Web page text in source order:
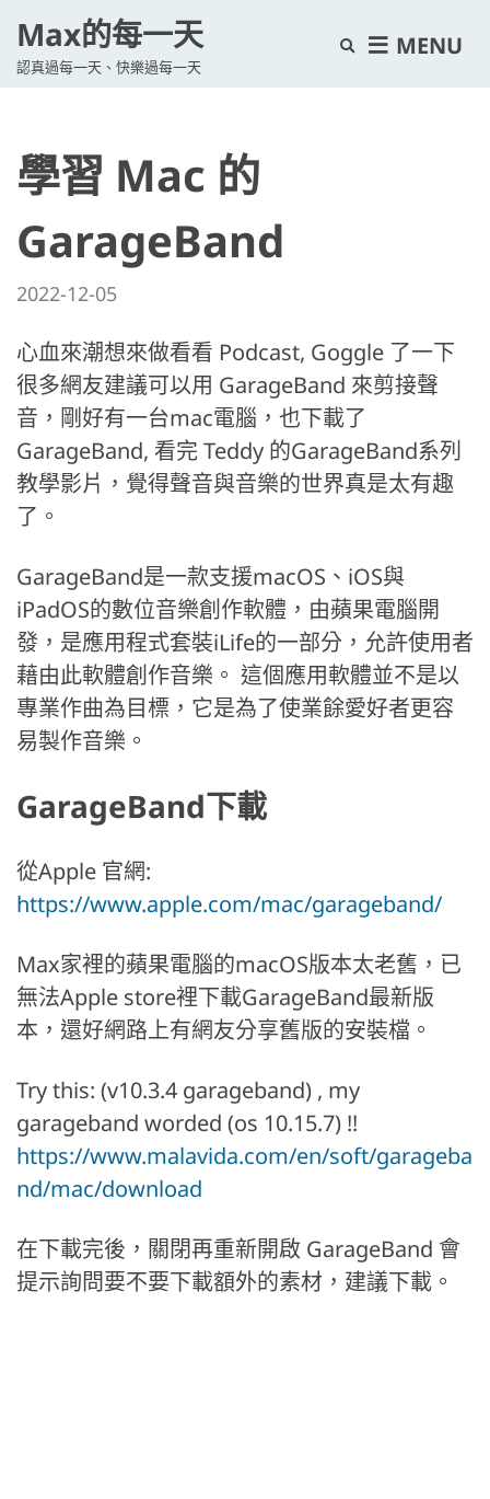
Max的每一天
認真過每一天、快樂過每一天
E
h
f
o
r
m
MENU
學習 Mac 的
GarageBand
2022-12-05
心血來潮想來做看看 Podcast, Goggle 了一下
很多網友建議可以用 GarageBand 來剪接聲
音，剛好有一台mac電腦，也下載了
GarageBand, 看完 Teddy 的GarageBand系列
教學影片，覺得聲音與音樂的世界真是太有趣
了。
GarageBand是一款支援macOS、iOS與
iPadOS的數位音樂創作軟體，由蘋果電腦開
發，是應用程式套裝iLife的一部分，允許使用者
藉由此軟體創作音樂。 這個應用軟體並不是以
專業作曲為目標，它是為了使業餘愛好者更容
易製作音樂。
GarageBand下載
從Apple 官網:
https://www.apple.com/mac/garageband/
Max家裡的蘋果電腦的macOS版本太老舊，已
無法Apple store裡下載GarageBand最新版
本，還好網路上有網友分享舊版的安裝檔。
Try this: (v10.3.4 garageband) , my
garageband worded (os 10.15.7) !!
https://www.malavida.com/en/soft/garageba
nd/mac/download
在下載完後，關閉再重新開啟 GarageBand 會
提示詢問要不要下載額外的素材，建議下載。